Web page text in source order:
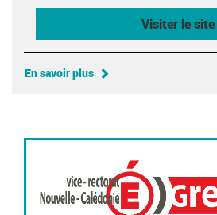
Visiter le site
En savoir plus